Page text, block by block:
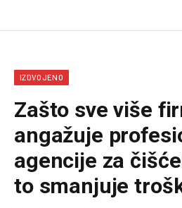
IZDVOJENO
Zašto sve više
angažuje
agencije za
to smanjuje